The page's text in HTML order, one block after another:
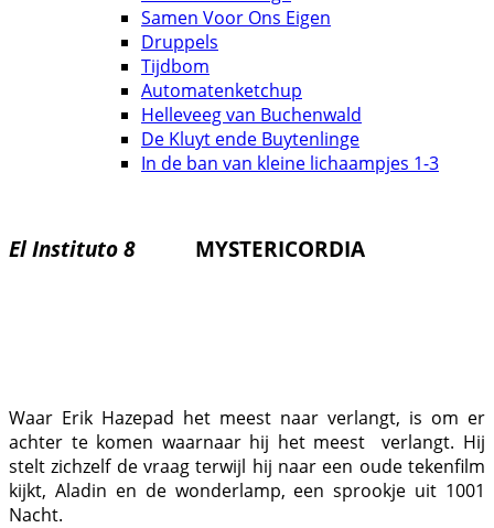
Samen Voor Ons Eigen
Druppels
Tijdbom
Automatenketchup
Helleveeg van Buchenwald
De Kluyt ende Buytenlinge
In de ban van kleine lichaampjes 1-3
El Instituto 8MYSTERICORDIA
Waar Erik Hazepad het meest naar verlangt, is om er
achter te komen waarnaar hij het meest verlangt. Hij
stelt zichzelf de vraag terwijl hij naar een oude tekenfilm
kijkt, Aladin en de wonderlamp, een sprookje uit 1001
Nacht.